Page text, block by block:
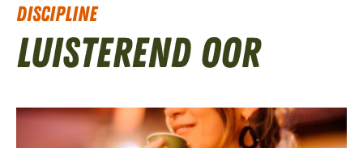
Discipline
Luisterend oor